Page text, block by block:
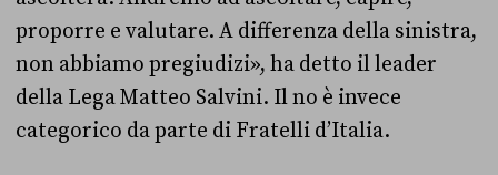
proporre e valutare. A differenza della sinistra,
non abbiamo pregiudizi», ha detto il leader
della Lega Matteo Salvini. Il no è invece
categorico da parte di Fratelli d’Italia.